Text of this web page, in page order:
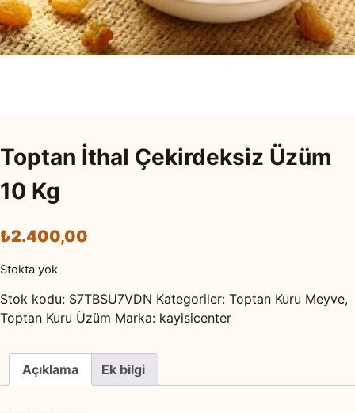
Toptan İthal Çekirdeksiz Üzüm
10 Kg
₺2.400,00
Stokta yok
Stok kodu: S7TBSU7VDN Kategoriler: Toptan Kuru Meyve,
Toptan Kuru Üzüm Marka: kayisicenter
Açıklama Ek bilgi